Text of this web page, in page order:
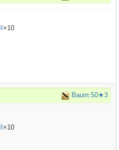
×10
Baum:50★3
×10